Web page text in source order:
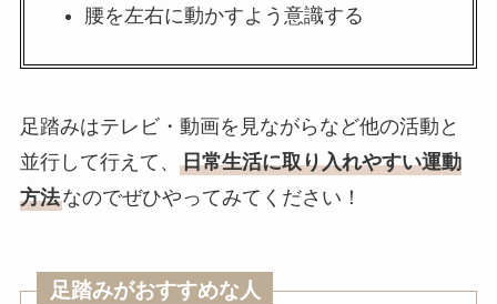
腰を左右に動かすよう意識する
足踏みはテレビ・動画を見ながらなど他の活動と
並行して行えて、 日常生活に取り入れやすい運動
方法なのでぜひやってみてください！
足踏みがおすすめな人